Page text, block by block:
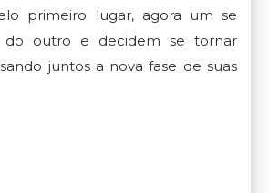
primeiro lugar, agora um se
outro e decidem se tornar
juntos a nova fase de suas